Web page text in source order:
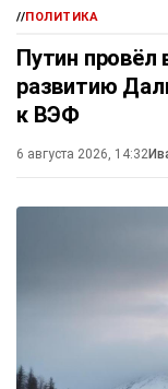
//ПОЛИТИКА
Путин провёл
развитию
к ВЭФ
6 августа 2026, 14:32